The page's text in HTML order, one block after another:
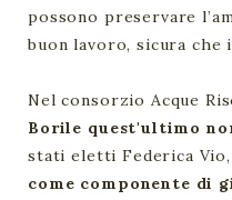
possono preservare
buon lavoro, sicura
Nel consorzio Acque
Borile quest'ultimo
stati eletti Federica
come componente di